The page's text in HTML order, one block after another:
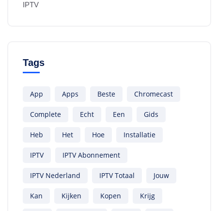
IPTV
Tags
App Apps Beste Chromecast
Complete Echt Een Gids
Heb Het Hoe Installatie
IPTV IPTV Abonnement
IPTV Nederland IPTV Totaal Jouw
Kan Kijken Kopen Krijg